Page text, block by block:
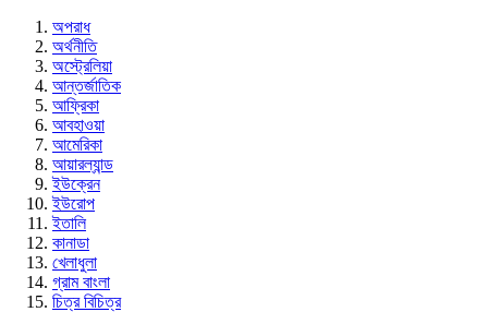
অপরাধ
অর্থনীতি
অস্ট্রেলিয়া
আন্তর্জাতিক
আফ্রিকা
আবহাওয়া
আমেরিকা
আয়ারল্যান্ড
ইউক্রেন
ইউরোপ
ইতালি
কানাডা
খেলাধুলা
গ্রাম বাংলা
চিত্র বিচিত্র